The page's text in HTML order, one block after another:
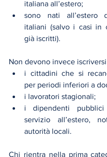
italiana all’estero;
sono nati all’estero
italiani (salvo i casi in
già iscritti).
Non devono invece iscriversi
i cittadini che si
per periodi inferiori a
i lavoratori stagionali;
i dipendenti
servizio all’estero,
autorità locali.
Chi rientra nella prima